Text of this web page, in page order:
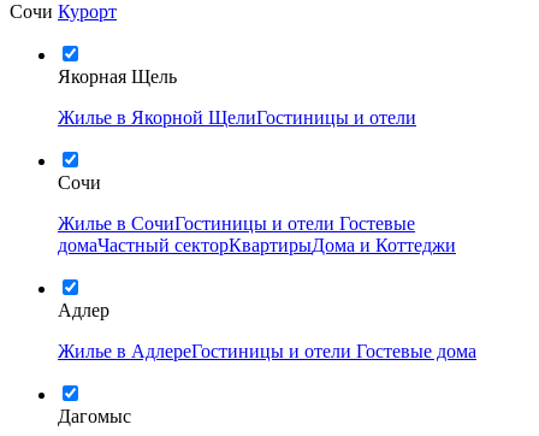
Сочи Курорт
Якорная Щель
Жилье в Якорной ЩелиГостиницы и отели
Сочи
Жилье в СочиГостиницы и отели Гостевые
домаЧастный секторКвартирыДома и Коттеджи
Адлер
Жилье в АдлереГостиницы и отели Гостевые дома
Дагомыс